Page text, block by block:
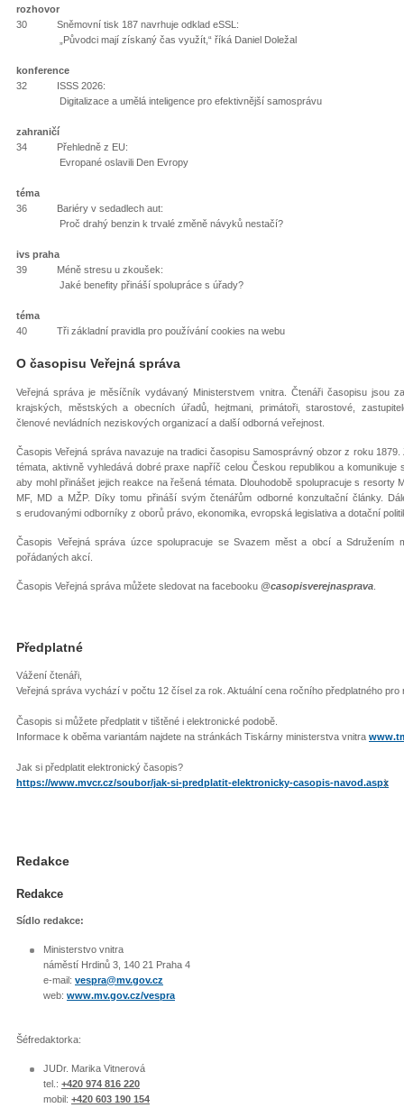
rozhovor
30 Sněmovní tisk 187 navrhuje odklad eSSL:
„Původci mají získaný čas využít,“ říká Daniel Doležal
konference
32 ISSS 2026:
Digitalizace a umělá inteligence pro efektivnější samosprávu
zahraničí
34 Přehledně z EU:
Evropané oslavili Den Evropy
téma
36 Bariéry v sedadlech aut:
Proč drahý benzin k trvalé změně návyků nestačí?
ivs praha
39 Méně stresu u zkoušek:
Jaké benefity přináší spolupráce s úřady?
téma
40 Tři základní pravidla pro používání cookies na webu
O časopisu Veřejná správa
Veřejná správa je měsíčník vydávaný Ministerstvem vnitra. Čtenáři časopisu jsou
krajských, městských a obecních úřadů, hejtmani, primátoři, starostové,
členové nevládních neziskových organizací a další odborná veřejnost.
Časopis Veřejná správa navazuje na tradici časopisu Samosprávný obzor z roku
témata, aktivně vyhledává dobré praxe napříč celou Českou republikou a komunikuje
aby mohl přinášet jejich reakce na řešená témata. Dlouhodobě spolupracuje s resorty
MF, MD a MŽP. Díky tomu přináší svým čtenářům odborné konzultační články.
s erudovanými odborníky z oborů právo, ekonomika, evropská legislativa a dotační
Časopis Veřejná správa úzce spolupracuje se Svazem měst a obcí a Sdružením
pořádaných akcí.
Časopis Veřejná správa můžete sledovat na facebooku @casopisverejnasprava
Předplatné
Vážení čtenáři,
Veřejná správa vychází v počtu 12 čísel za rok. Aktuální cena ročního předplatného pro
Časopis si můžete předplatit v tištěné i elektronické podobě.
Informace k oběma variantám najdete na stránkách Tiskárny ministerstva vnitra
Jak si předplatit elektronický časopis?
https://www.mvcr.cz/soubor/jak-si-predplatit-elektronicky-casopis-navod.aspx
)
Redakce
Redakce
Sídlo redakce:
Ministerstvo vnitra
náměstí Hrdinů 3, 140 21 Praha 4
e-mail: vespra@mv.gov.cz
web: www.mv.gov.cz/vespra
Šéfredaktorka:
JUDr. Marika Vitnerová
tel.: +420 974 816 220
mobil: +420 603 190 154